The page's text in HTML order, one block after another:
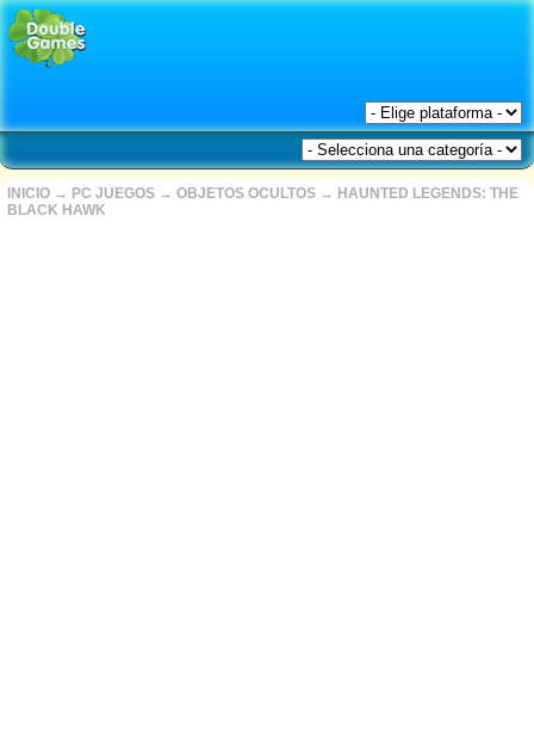
INICIO → PC JUEGOS → OBJETOS OCULTOS → HAUNTED LEGENDS: THE
BLACK HAWK